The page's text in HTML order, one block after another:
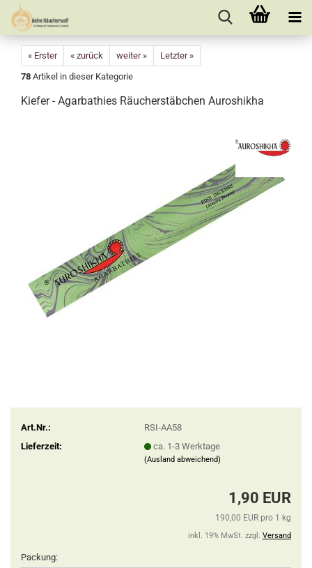
« Erster « zurück weiter »
Letzter »
78 Artikel in dieser Kategorie
Kiefer - Agarbathies Räucherstäbchen Auroshikha
Art.Nr.:
RSI-AA58
Lieferzeit:
ca. 1-3 Werktage
(Ausland abweichend)
1,90 EUR
190,00 EUR pro 1 kg
inkl. 19% MwSt. zzgl. Versand
Packung: